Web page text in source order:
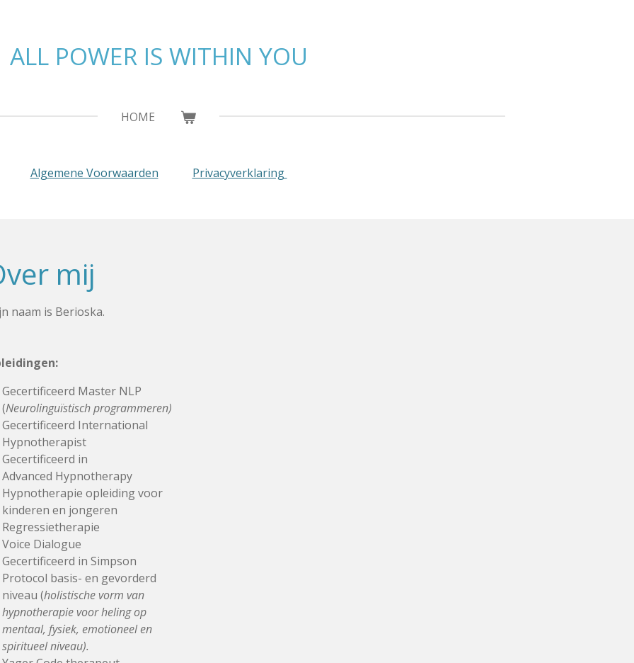
ALL POWER IS WITHIN YOU
HOME
Algemene Voorwaarden Privacyverklaring
mij
naam is Berioska.
Gecertificeerd Master NLP
(Neurolinguïstisch programmeren)
Gecertificeerd International
Hypnotherapist
Gecertificeerd in
Advanced Hypnotherapy
Hypnotherapie opleiding voor
kinderen en jongeren
Regressietherapie
Voice Dialogue
Gecertificeerd in Simpson
Protocol basis- en gevorderd
niveau (holistische vorm van
hypnotherapie voor heling op
mentaal, fysiek, emotioneel en
spiritueel niveau).